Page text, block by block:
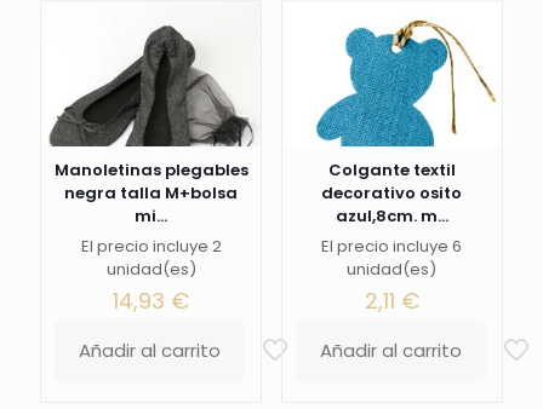
Manoletinas plegables
negra talla M+bolsa
mi...
El precio incluye 2
unidad(es)
14,93 €
Añadir al carrito
Colgante textil
decorativo osito
azul,8cm. m...
El precio incluye 6
unidad(es)
2,11 €
Añadir al carrito